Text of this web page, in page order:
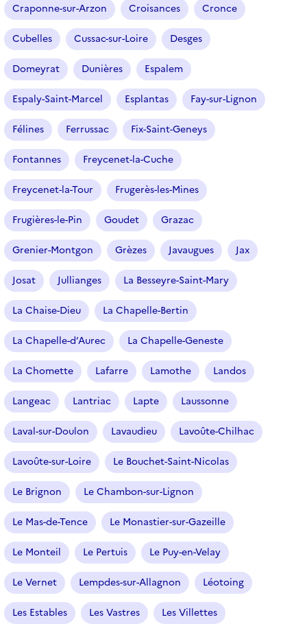
Craponne-sur-Arzon Croisances Cronce
Cubelles Cussac-sur-Loire Desges
Domeyrat Dunières Espalem
Espaly-Saint-Marcel Esplantas Fay-sur-Lignon
Félines Ferrussac Fix-Saint-Geneys
Fontannes Freycenet-la-Cuche
Freycenet-la-Tour Frugerès-les-Mines
Frugières-le-Pin Goudet Grazac
Grenier-Montgon Grèzes Javaugues Jax
Josat Jullianges La Besseyre-Saint-Mary
La Chaise-Dieu La Chapelle-Bertin
La Chapelle-d’Aurec La Chapelle-Geneste
La Chomette Lafarre Lamothe Landos
Langeac Lantriac Lapte Laussonne
Laval-sur-Doulon Lavaudieu Lavoûte-Chilhac
Lavoûte-sur-Loire Le Bouchet-Saint-Nicolas
Le Brignon Le Chambon-sur-Lignon
Le Mas-de-Tence Le Monastier-sur-Gazeille
Le Monteil Le Pertuis Le Puy-en-Velay
Le Vernet Lempdes-sur-Allagnon Léotoing
Les Estables Les Vastres Les Villettes